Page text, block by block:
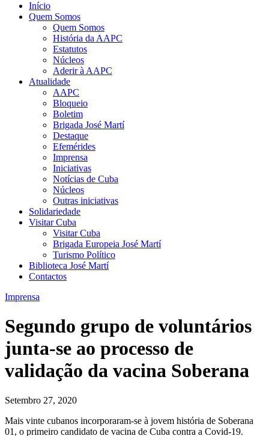
Início
Quem Somos
Quem Somos
História da AAPC
Estatutos
Núcleos
Aderir à AAPC
Atualidade
AAPC
Bloqueio
Boletim
Brigada José Martí
Destaque
Efemérides
Imprensa
Iniciativas
Notícias de Cuba
Núcleos
Outras iniciativas
Solidariedade
Visitar Cuba
Visitar Cuba
Brigada Europeia José Martí
Turismo Político
Biblioteca José Martí
Contactos
Imprensa
Segundo grupo de voluntários
junta-se ao processo de
validação da vacina Soberana
Setembro 27, 2020
Mais vinte cubanos incorporaram-se à jovem história de Soberana
01, o primeiro candidato de vacina de Cuba contra a Covid-19.